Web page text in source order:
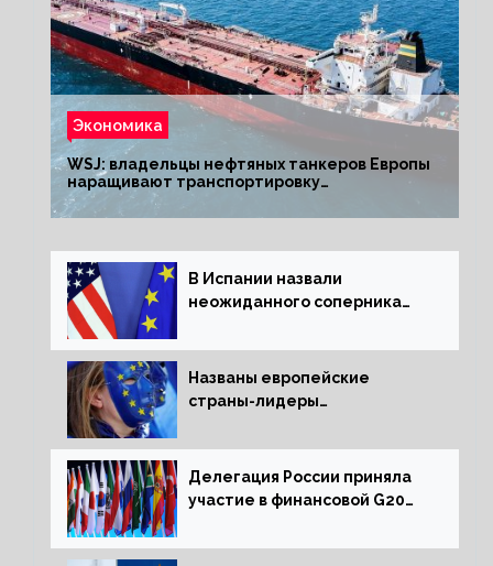
Экономика
WSJ: владельцы нефтяных танкеров Европы
наращивают транспортировку
из РФ до санкций
В Испании назвали
неожиданного соперника
Названы европейские
страны-лидеры
активов
Делегация России приняла
участие в финансовой G20